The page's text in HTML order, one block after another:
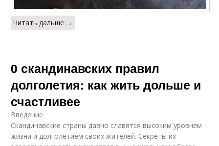
Читать дальше →
0 скандинавских правил
долголетия: как жить дольше и
счастливее
Введение
Скандинавские страны давно славятся высоким уровнем
жизни и долголетием своих жителей. Секреты их